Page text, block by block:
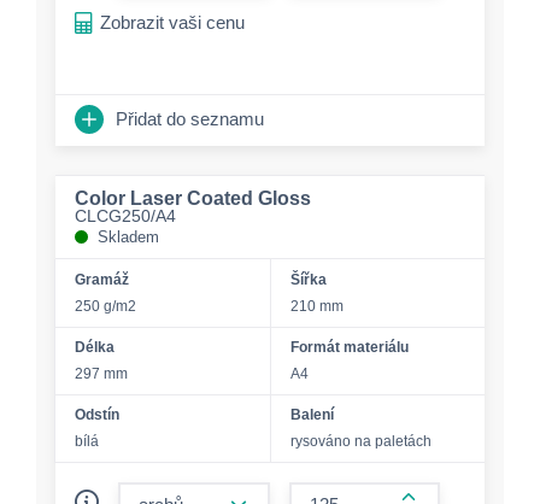
Zobrazit vaši cenu
Přidat do seznamu
Color Laser Coated Gloss
CLCG250/A4
Skladem
Gramáž
250 g/m2
Šířka
210 mm
Délka
297 mm
Formát materiálu
A4
Odstín
bílá
Balení
rysováno na paletách